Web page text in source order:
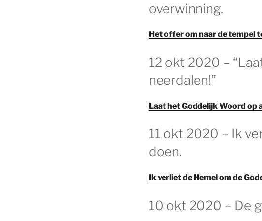
overwinning.
Het offer om naar de tempel
GEPLAATST
OP
12 okt 2020 –
neerdalen!”
Laat het Goddelijk Woord op
GEPLAATST
11 okt 2020 – Ik
doen.
Ik verliet de Hemel om de
OP
10 okt 2020 – De